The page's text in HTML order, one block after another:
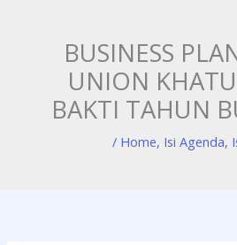
BUSINESS
UNION
BAKTI TAHUN
/ Home, Isi Agenda,